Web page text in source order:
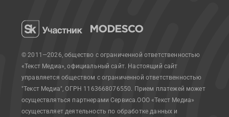
© 2011—2026, общество с ограниченной ответственностью
«Текст Медиа», официальный сайт. Настоящий сайт
управляется обществом с ограниченной ответственностью
"Текст Медиа", ОГРН 1163668076550. Прием платежей может
осуществляться партнерами Сервиса.ООО «Текст Медиа»
осуществляет деятельность по обработке данных и